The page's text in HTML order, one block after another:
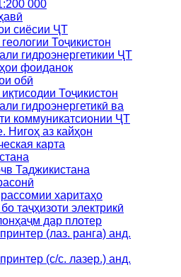
000
сиёсии ҶТ
Тоҷикистон
гидроэнергетикии ҶТ
фоиданок
обӣ
Тоҷикистон
гидроэнергетикӣ ва
коммуникатсионии ҶТ
Нигоҳ аз кайҳон
карта
Таджикистана
харитаҳо
таҷҳизоти электрикӣ
дар плотер
(лаз. ранга) анд.
(с/с. лазер.) анд.